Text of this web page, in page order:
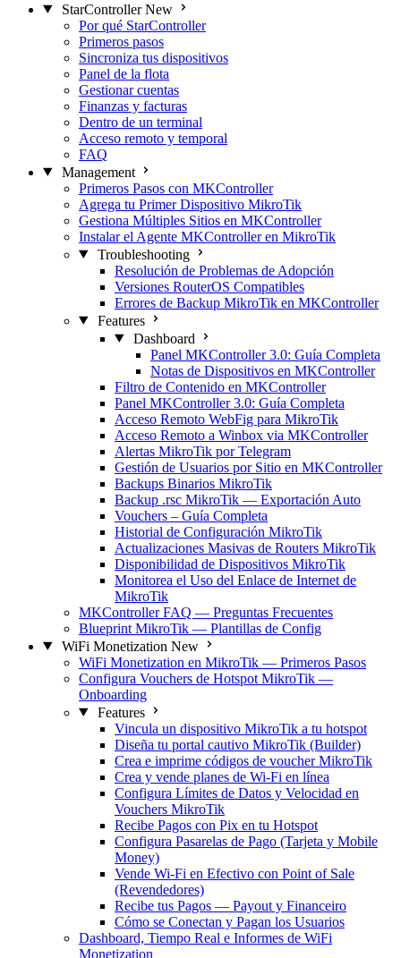
StarController New
Por qué StarController
Primeros pasos
Sincroniza tus dispositivos
Panel de la flota
Gestionar cuentas
Finanzas y facturas
Dentro de un terminal
Acceso remoto y temporal
FAQ
Management
Primeros Pasos con MKController
Agrega tu Primer Dispositivo MikroTik
Gestiona Múltiples Sitios en MKController
Instalar el Agente MKController en MikroTik
Troubleshooting
Resolución de Problemas de Adopción
Versiones RouterOS Compatibles
Errores de Backup MikroTik en MKController
Features
Dashboard
Panel MKController 3.0: Guía Completa
Notas de Dispositivos en MKController
Filtro de Contenido en MKController
Panel MKController 3.0: Guía Completa
Acceso Remoto WebFig para MikroTik
Acceso Remoto a Winbox via MKController
Alertas MikroTik por Telegram
Gestión de Usuarios por Sitio en MKController
Backups Binarios MikroTik
Backup .rsc MikroTik — Exportación Auto
Vouchers – Guía Completa
Historial de Configuración MikroTik
Actualizaciones Masivas de Routers MikroTik
Disponibilidad de Dispositivos MikroTik
Monitorea el Uso del Enlace de Internet de
MikroTik
MKController FAQ — Preguntas Frecuentes
Blueprint MikroTik — Plantillas de Config
WiFi Monetization New
WiFi Monetization en MikroTik — Primeros Pasos
Configura Vouchers de Hotspot MikroTik —
Onboarding
Features
Vincula un dispositivo MikroTik a tu hotspot
Diseña tu portal cautivo MikroTik (Builder)
Crea e imprime códigos de voucher MikroTik
Crea y vende planes de Wi-Fi en línea
Configura Límites de Datos y Velocidad en
Vouchers MikroTik
Recibe Pagos con Pix en tu Hotspot
Configura Pasarelas de Pago (Tarjeta y Mobile
Money)
Vende Wi-Fi en Efectivo con Point of Sale
(Revendedores)
Recibe tus Pagos — Payout y Financeiro
Cómo se Conectan y Pagan los Usuarios
Dashboard, Tiempo Real e Informes de WiFi
Monetization